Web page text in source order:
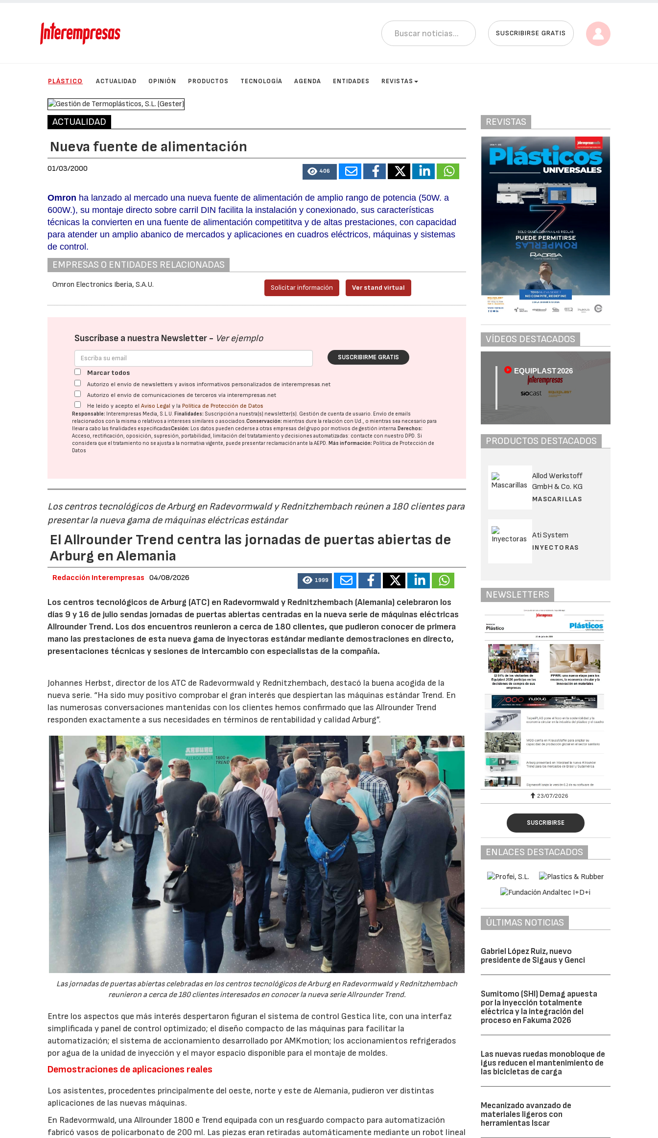
SUSCRIBIRSE GRATIS
PLÁSTICO ACTUALIDAD OPINIÓN PRODUCTOS TECNOLOGÍA AGENDA ENTIDADES REVISTAS
ACTUALIDAD
Nueva fuente de alimentación
01/03/2000 406
Omron ha lanzado al mercado una nueva fuente de alimentación de amplio rango de potencia (50W. a
600W.), su montaje directo sobre carril DIN facilita la instalación y conexionado, sus características
técnicas la convierten en una fuente de alimentación competititva y de altas prestaciones, con capacidad
para atender un amplio abanico de mercados y aplicaciones en cuadros eléctricos, máquinas y sistemas
de control.
EMPRESAS O ENTIDADES RELACIONADAS
Omron Electronics Iberia, S.A.U. Solicitar información Ver stand virtual
Suscríbase a nuestra Newsletter - Ver ejemplo
SUSCRIBIRME GRATIS
Marcar todos
Autorizo el envío de newsletters y avisos informativos personalizados de interempresas.net
Autorizo el envío de comunicaciones de terceros vía interempresas.net
He leído y acepto elAviso Legal y la Política de Protección de Datos
Responsable: Interempresas Media, S.L.U.Finalidades: Suscripción a nuestra(s) newsletter(s). Gestión de cuenta de usuario. Envío de emails
relacionados con la misma o relativos a intereses similares o asociados.Conservación: mientras dure la relación con Ud., o mientras sea necesario para
llevar a cabo las finalidades especificadasCesión: Los datos pueden cederse a otras empresas del grupo por motivos de gestión interna.Derechos:
Acceso, rectificación, oposición, supresión, portabilidad, limitación del tratatamiento y decisiones automatizadas: contacte con nuestro DPD. Si
considera que el tratamiento no se ajusta a la normativa vigente, puede presentar reclamación ante laAEPD.Más información: Política de Protección de
Datos
Los centros tecnológicos de Arburg en Radevormwald y Rednitzhembach reúnen a 180 clientes para
presentar la nueva gama de máquinas eléctricas estándar
El Allrounder Trend centra las jornadas de puertas abiertas de
Arburg en Alemania
Redacción Interempresas 04/08/2026 1999
Los centros tecnológicos de Arburg (ATC) en Radevormwald y Rednitzhembach (Alemania) celebraron los
días 9 y 16 de julio sendas jornadas de puertas abiertas centradas en la nueva serie de máquinas eléctricas
Allrounder Trend. Los dos encuentros reunieron a cerca de 180 clientes, que pudieron conocer de primera
mano las prestaciones de esta nueva gama de inyectoras estándar mediante demostraciones en directo,
presentaciones técnicas y sesiones de intercambio con especialistas de la compañía.
Johannes Herbst, director de los ATC de Radevormwald y Rednitzhembach, destacó la buena acogida de la
nueva serie. “Ha sido muy positivo comprobar el gran interés que despiertan las máquinas estándar Trend. En
las numerosas conversaciones mantenidas con los clientes hemos confirmado que las Allrounder Trend
responden exactamente a sus necesidades en términos de rentabilidad y calidad Arburg”.
Las jornadas de puertas abiertas celebradas en los centros tecnológicos de Arburg en Radevormwald y Rednitzhembach
reunieron a cerca de 180 clientes interesados en conocer la nueva serie Allrounder Trend.
Entre los aspectos que más interés despertaron figuran el sistema de control Gestica lite, con una interfaz
simplificada y panel de control optimizado; el diseño compacto de las máquinas para facilitar la
automatización; el sistema de accionamiento desarrollado por AMKmotion; los accionamientos refrigerados
por agua de la unidad de inyección y el mayor espacio disponible para el montaje de moldes.
Demostraciones de aplicaciones reales
Los asistentes, procedentes principalmente del oeste, norte y este de Alemania, pudieron ver distintas
aplicaciones de las nuevas máquinas.
En Radevormwald, una Allrounder 1800 e Trend equipada con un resguardo compacto para automatización
fabricó vasos de policarbonato de 200 ml. Las piezas eran retiradas automáticamente mediante un robot lineal
REVISTAS
VÍDEOS DESTACADOS
EQUIPLAST 2026
PRODUCTOS DESTACADOS
Allod Werkstoff
GmbH & Co. KG
MASCARILLAS
Ati System
INYECTORAS
NEWSLETTERS
23/07/2026 30/07/2026 23/07/2026
SUSCRIBIRSE
ENLACES DESTACADOS
ÚLTIMAS NOTICIAS
Gabriel López Ruiz, nuevo
presidente de Sigaus y Genci
Sumitomo (SHI) Demag apuesta
por la inyección totalmente
eléctrica y la integración del
proceso en Fakuma 2026
Las nuevas ruedas monobloque de
igus reducen el mantenimiento de
las bicicletas de carga
Mecanizado avanzado de
materiales ligeros con
herramientas Iscar